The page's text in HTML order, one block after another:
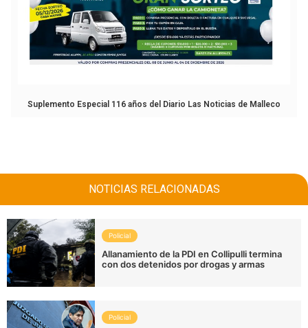
Suplemento Especial 116 años del Diario Las Noticias de Malleco
NOTICIAS RELACIONADAS
Policial
Allanamiento de la PDI en Collipulli termina
con dos detenidos por drogas y armas
Policial